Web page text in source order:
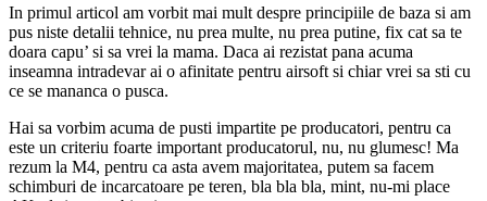
In primul articol am vorbit mai mult despre principiile de baza si am
pus niste detalii tehnice, nu prea multe, nu prea putine, fix cat sa te
doara capu’ si sa vrei la mama. Daca ai rezistat pana acuma
inseamna intradevar ai o afinitate pentru airsoft si chiar vrei sa sti cu
ce se mananca o pusca.
Hai sa vorbim acuma de pusti impartite pe producatori, pentru ca
este un criteriu foarte important producatorul, nu, nu glumesc! Ma
rezum la M4, pentru ca asta avem majoritatea, putem sa facem
schimburi de incarcatoare pe teren, bla bla bla, mint, nu-mi place